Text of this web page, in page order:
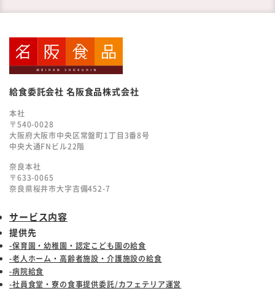
給食委託会社 名阪食品株式会社
本社
〒540-0028
大阪府大阪市中央区常盤町1丁目3番8号
中央大通FNビル22階
奈良本社
〒633-0065
奈良県桜井市大字吉備452-7
サービス内容
提供先
-保育園・幼稚園・認定こども園の給食
-老人ホーム・高齢者施設・介護施設の給食
-病院給食
-社員食堂・寮の食事提供委託/カフェテリア運営